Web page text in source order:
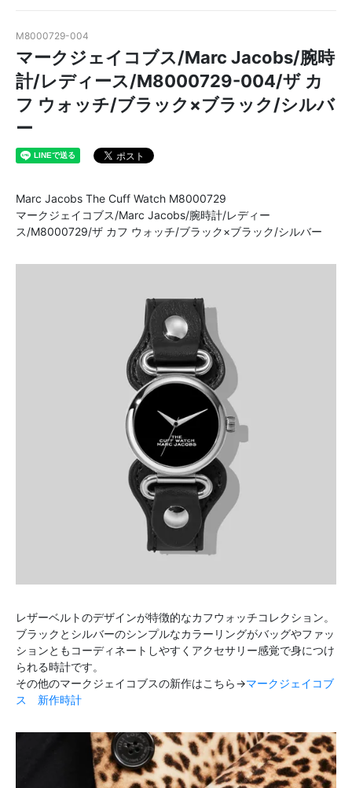
M8000729-004
マークジェイコブス/Marc Jacobs/腕時
計/レディース/M8000729-004/ザ カ
フ ウォッチ/ブラック×ブラック/シルバ
ー
Marc Jacobs The Cuff Watch M8000729
マークジェイコブス/Marc Jacobs/腕時計/レディー
ス/M8000729/ザ カフ ウォッチ/ブラック×ブラック/シルバー
レザーベルトのデザインが特徴的なカフウォッチコレクション。
ブラックとシルバーのシンプルなカラーリングがバッグやファッ
ションともコーディネートしやすくアクセサリー感覚で身につけ
られる時計です。
その他のマークジェイコブスの新作はこちら→マークジェイコブ
ス 新作時計